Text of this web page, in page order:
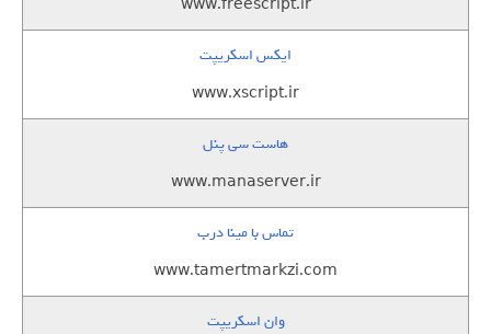
www.freescript.ir
ایکس اسکریپت
www.xscript.ir
هاست سی پنل
www.manaserver.ir
تماس با مینا درب
www.tamertmarkzi.com
وان اسکریپت